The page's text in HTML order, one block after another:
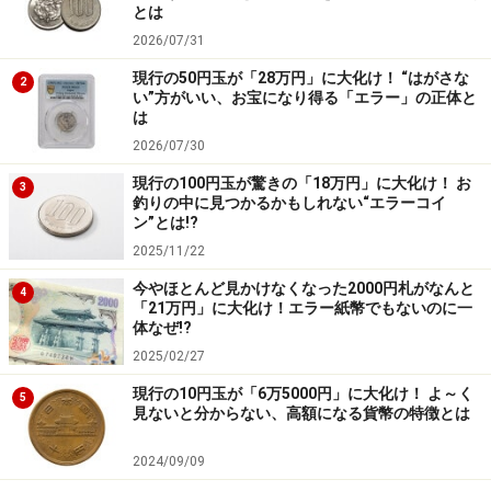
とは
2026/07/31
2
現行の50円玉が「28万円」に大化け！ “はがさな
い”方がいい、お宝になり得る「エラー」の正体と
は
2026/07/30
3
現行の100円玉が驚きの「18万円」に大化け！ お
釣りの中に見つかるかもしれない“エラーコイ
ン”とは!?
2025/11/22
4
今やほとんど見かけなくなった2000円札がなんと
「21万円」に大化け！エラー紙幣でもないのに一
体なぜ!?
2025/02/27
5
現行の10円玉が「6万5000円」に大化け！ よ～く
見ないと分からない、高額になる貨幣の特徴とは
2024/09/09